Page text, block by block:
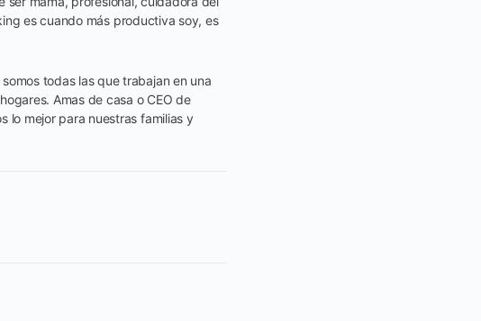
es cuando más productiva soy, es
todas las que trabajan en una
Amas de casa o CEO de
lo mejor para nuestras familias y